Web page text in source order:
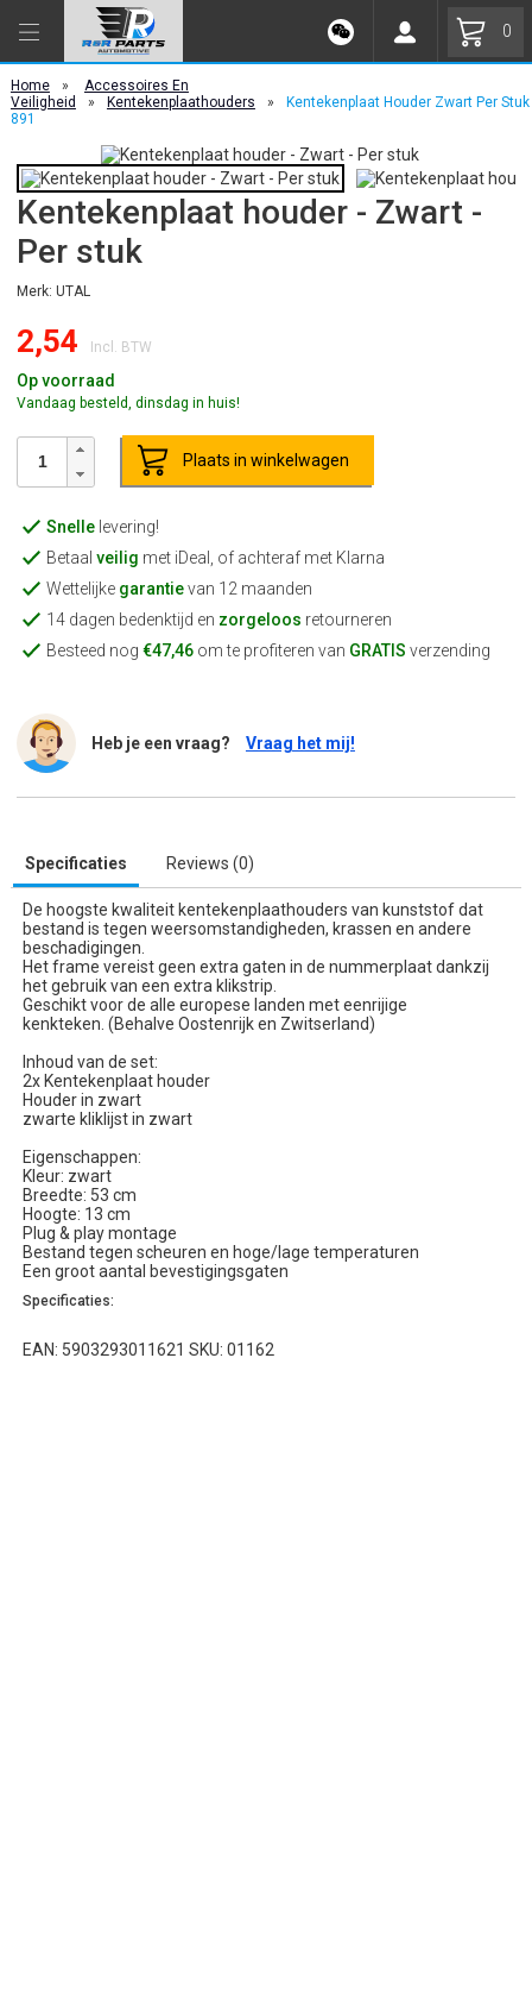
0
Home »
Accessoires En
Veiligheid
» Kentekenplaathouders »
Kentekenplaat Houder Zwart Per Stuk
891
Kentekenplaat houder - Zwart -
Per stuk
Merk: UTAL
2,54 Incl. BTW
Op voorraad
Vandaag besteld, dinsdag in huis!
Plaats in winkelwagen
Snellelevering!
Betaal veilig met iDeal, of achteraf met Klarna
Wettelijke garantievan 12 maanden
14 dagen bedenktijd en zorgeloos retourneren
Besteed nog €47,46om te profiteren van GRATIS verzending
Heb je een vraag? Vraag het mij!
Specificaties Reviews (0)
De hoogste kwaliteit kentekenplaathouders van kunststof dat
bestand is tegen weersomstandigheden, krassen en andere
beschadigingen.
Het frame vereist geen extra gaten in de nummerplaat dankzij
het gebruik van een extra klikstrip.
Geschikt voor de alle europese landen met eenrijige
kenkteken. (Behalve Oostenrijk en Zwitserland)
Inhoud van de set:
2x Kentekenplaat houder
Houder in zwart
zwarte kliklijst in zwart
Eigenschappen:
Kleur: zwart
Breedte: 53 cm
Hoogte: 13 cm
Plug & play montage
Bestand tegen scheuren en hoge/lage temperaturen
Een groot aantal bevestigingsgaten
Specificaties:
EAN: 5903293011621 SKU: 01162